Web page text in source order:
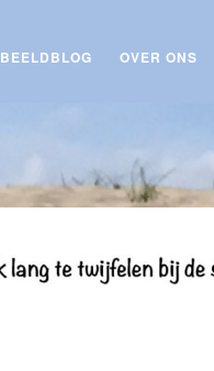
BEELDBLOG OVER ONS